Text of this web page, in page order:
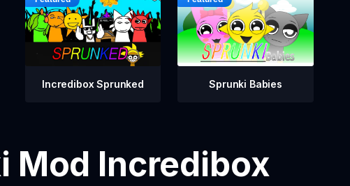
Incredibox Sprunked Sprunki Babies
Mod Incredibox